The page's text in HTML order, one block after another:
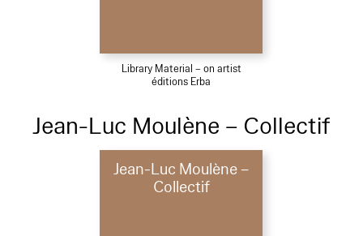
Library Material – on artist
éditions Erba
Jean-Luc Moulène – Collectif
Jean-Luc Moulène –
Collectif